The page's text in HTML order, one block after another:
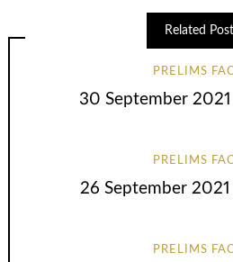
Related
PRELIMS
30 September
PRELIMS
26 September
PRELIMS